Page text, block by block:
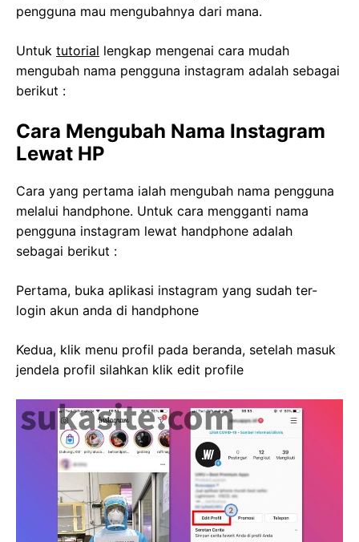
pengguna mau mengubahnya dari mana.
Untuk tutorial lengkap mengenai cara mudah
mengubah nama pengguna instagram adalah sebagai
berikut :
Cara Mengubah Nama Instagram
Lewat HP
Cara yang pertama ialah mengubah nama pengguna
melalui handphone. Untuk cara mengganti nama
pengguna instagram lewat handphone adalah
sebagai berikut :
Pertama, buka aplikasi instagram yang sudah ter-
login akun anda di handphone
Kedua, klik menu profil pada beranda, setelah masuk
jendela profil silahkan klik edit profile